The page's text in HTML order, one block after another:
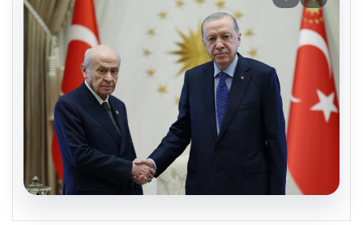
06.08.2026